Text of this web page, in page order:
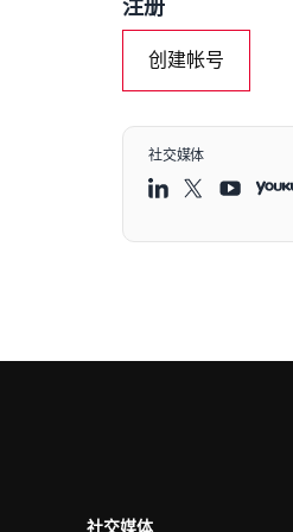
注册
创建帐号
社交媒体
社交媒体